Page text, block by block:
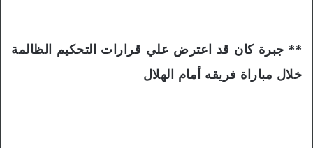
** جبرة كان قد اعترض علي قرارات التحكيم الظالمة
خلال مباراة فريقه أمام الهلال